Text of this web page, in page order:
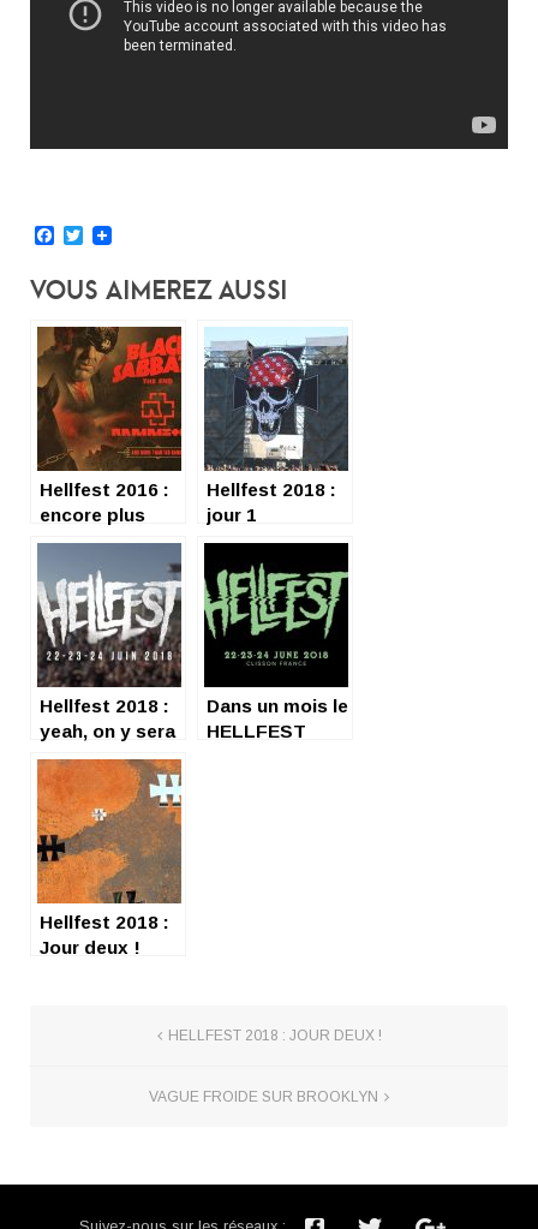
Facebook
Twitter
Vous Aimerez Aussi
Hellfest 2016 :
encore plus
fort !
Hellfest 2018 :
jour 1
Hellfest 2018 :
yeah, on y sera
!
Dans un mois le
HELLFEST
Hellfest 2018 :
Jour deux !
HELLFEST 2018 : JOUR DEUX !
VAGUE FROIDE SUR BROOKLYN